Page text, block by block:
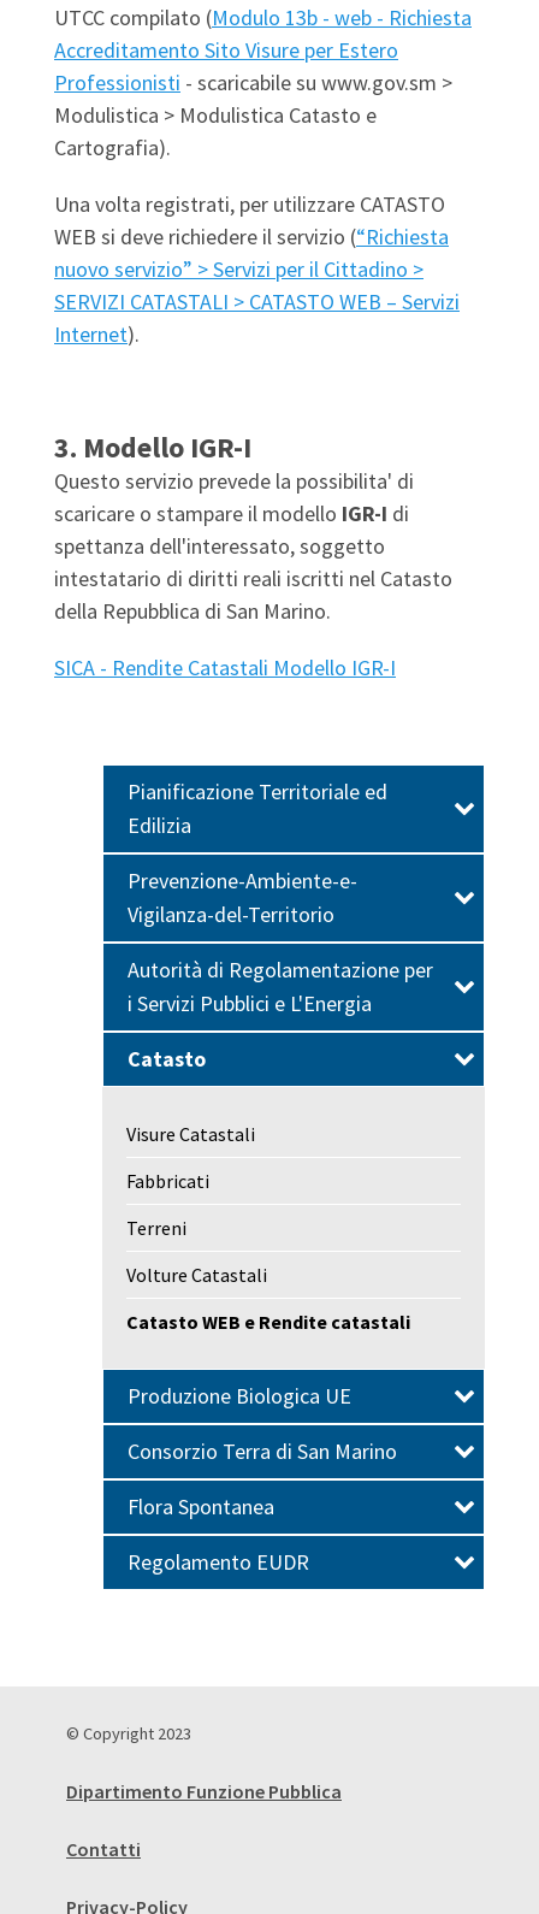
UTCC compilato (Modulo 13b - web - Richiesta
Accreditamento Sito Visure per Estero
Professionisti - scaricabile su www.gov.sm >
Modulistica > Modulistica Catasto e
Cartografia).
Una volta registrati, per utilizzare CATASTO
WEB si deve richiedere il servizio (“Richiesta
nuovo servizio” > Servizi per il Cittadino >
SERVIZI CATASTALI > CATASTO WEB – Servizi
Internet).
3. Modello IGR-I
Questo servizio prevede la possibilita' di
scaricare o stampare il modello IGR-I di
spettanza dell'interessato, soggetto
intestatario di diritti reali iscritti nel Catasto
della Repubblica di San Marino.
SICA - Rendite Catastali Modello IGR-I
Pianificazione Territoriale ed
Edilizia
Prevenzione-Ambiente-e-
Vigilanza-del-Territorio
Autorità di Regolamentazione per
i Servizi Pubblici e L'Energia
Catasto
Visure Catastali
Fabbricati
Terreni
Volture Catastali
Catasto WEB e Rendite catastali
Produzione Biologica UE
Consorzio Terra di San Marino
Flora Spontanea
Regolamento EUDR
© Copyright 2023
Dipartimento Funzione Pubblica
Contatti
Privacy-Policy